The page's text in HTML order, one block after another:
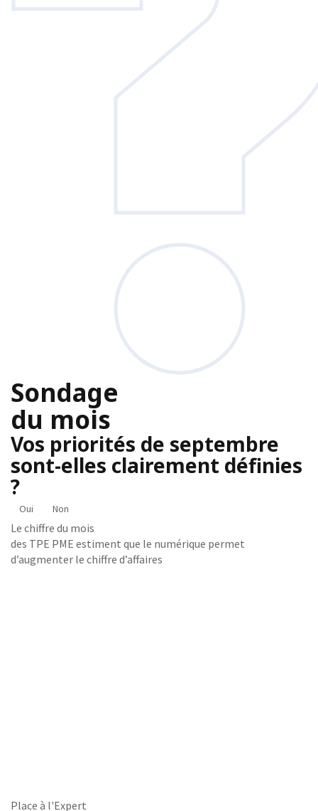
Sondage
du mois
Vos priorités de septembre
sont-elles clairement définies
?
Oui Non
Le chiffre du mois
des TPE PME estiment que le numérique permet
d’augmenter le chiffre d’affaires
Place à l'Expert